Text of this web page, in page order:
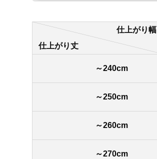
仕上がり幅
仕上がり丈
～240cm
～250cm
～260cm
～270cm